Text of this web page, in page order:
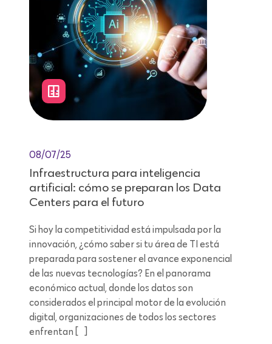
08/07/25
Infraestructura para inteligencia
artificial: cómo se preparan los Data
Centers para el futuro
Si hoy la competitividad está impulsada por la
innovación, ¿cómo saber si tu área de TI está
preparada para sostener el avance exponencial
de las nuevas tecnologías? En el panorama
económico actual, donde los datos son
considerados el principal motor de la evolución
digital, organizaciones de todos los sectores
enfrentan […]